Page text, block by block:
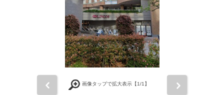
画像タップで拡大表示【1/1】